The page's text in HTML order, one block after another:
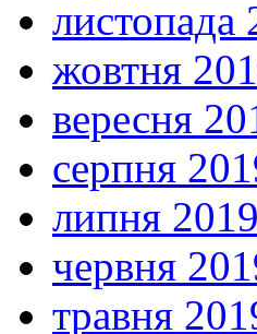
листопада
жовтня
вересня
серпня
липня
червня
травня